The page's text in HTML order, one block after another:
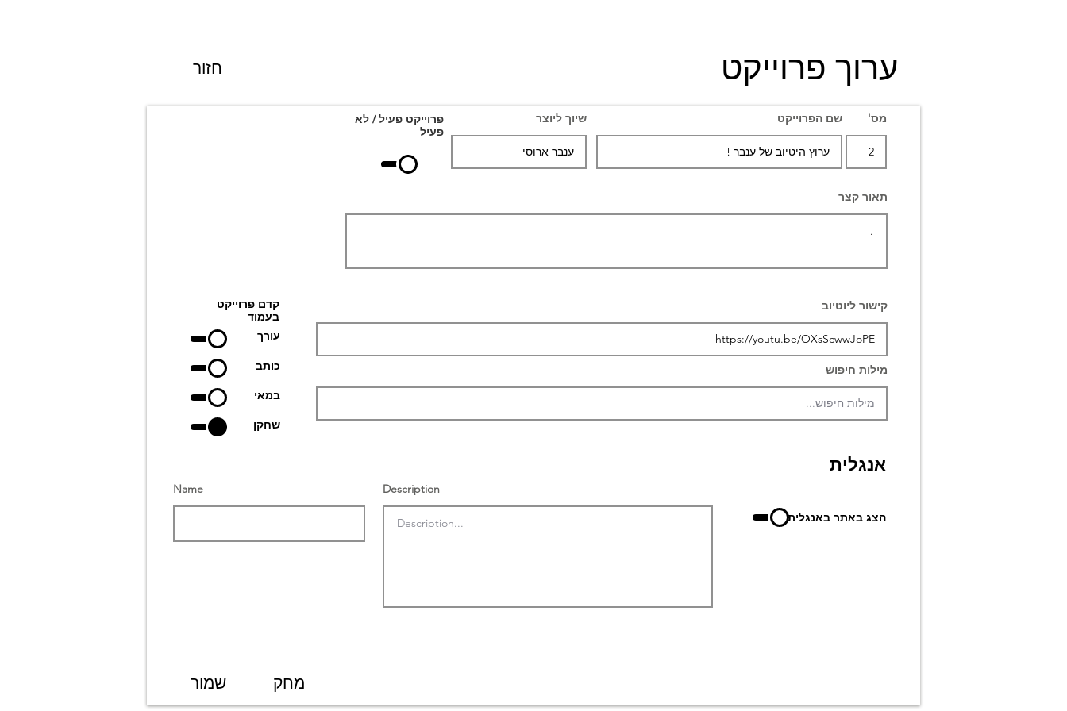
חזור ערוך פרוייקט
פרוייקט פעיל / לא
פעיל
שיוך ליוצר שם הפרוייקט מס'
תאור קצר
קדם פרוייקט
בעמוד
עורך
כותב
במאי
שחקן
קישור ליוטיוב
מילות חיפוש
אנגלית
Name Description
הצג באתר באנגלית
שמור מחק